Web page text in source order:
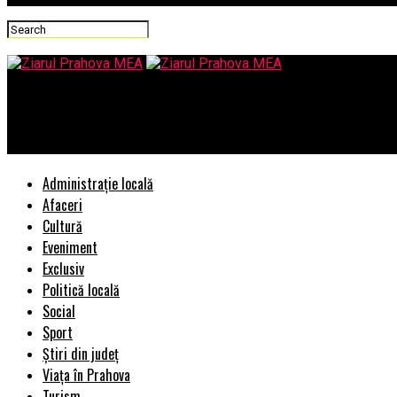
Administrație locală
Afaceri
Cultură
Eveniment
Exclusiv
Politică locală
Social
Sport
Știri din județ
Viața în Prahova